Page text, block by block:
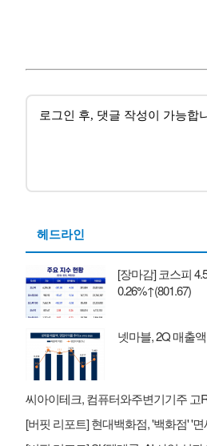
헤드라인
[장마감] 코스피
0.26%↑(801.67)
넷마블, 2Q 매출
씨아이테크, 컴퓨터와주변기기주 고